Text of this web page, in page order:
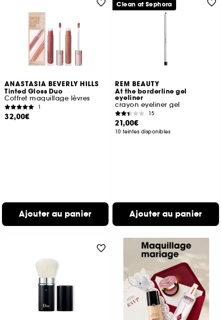
ANASTASIA BEVERLY HILLS
Tinted Gloss Duo
Coffret maquillage lèvres
1
32,00€
Ajouter au panier
REM BEAUTY
At the borderline gel
eyeliner
crayon eyeliner gel
15
21,00€
10 teintes disponibles
Ajouter au panier
Clean at Sephora